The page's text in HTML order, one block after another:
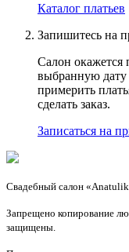
Каталог платьев
Запишитесь на
Салон окажется
выбранную дату
примерить
сделать заказ.
Записаться на
Свадебный салон
Запрещено копирование
защищены.